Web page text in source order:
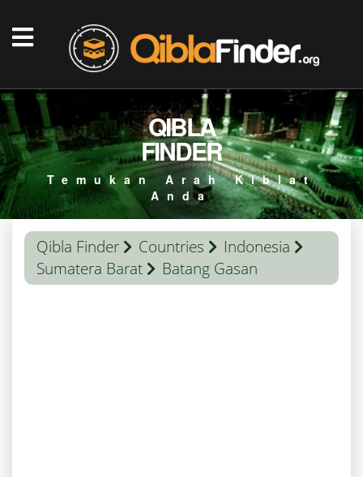
QIBLA
FINDER
Temukan Arah Kiblat
Anda
Qibla Finder Countries
Indonesia
Sumatera Barat
Batang Gasan